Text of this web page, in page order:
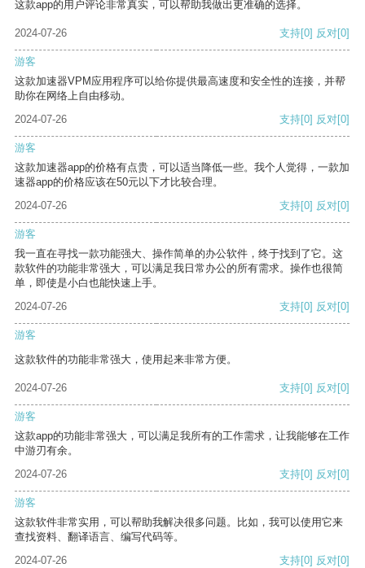
这款app的用户评论非常真实，可以帮助我做出更准确的选择。
2024-07-26 支持[0] 反对[0]
游客
这款加速器VPM应用程序可以给你提供最高速度和安全性的连接，并帮
助你在网络上自由移动。
2024-07-26
支持[0] 反对[0]
游客
这款加速器app的价格有点贵，可以适当降低一些。我个人觉得，一款加
速器app的价格应该在50元以下才比较合理。
2024-07-26
支持[0] 反对[0]
游客
我一直在寻找一款功能强大、操作简单的办公软件，终于找到了它。这
款软件的功能非常强大，可以满足我日常办公的所有需求。操作也很简
单，即使是小白也能快速上手。
2024-07-26
支持[0] 反对[0]
游客
这款软件的功能非常强大，使用起来非常方便。
2024-07-26 支持[0] 反对[0]
游客
这款app的功能非常强大，可以满足我所有的工作需求，让我能够在工作
中游刃有余。
2024-07-26
支持[0] 反对[0]
游客
这款软件非常实用，可以帮助我解决很多问题。比如，我可以使用它来
查找资料、翻译语言、编写代码等。
2024-07-26
支持[0] 反对[0]